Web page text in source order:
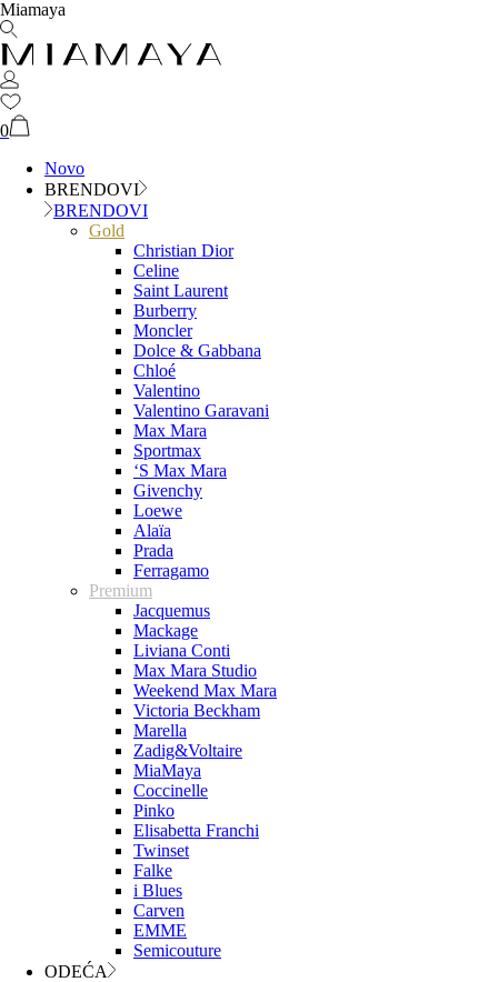
Miamaya
0
Novo
BRENDOVI
BRENDOVI
Gold
Christian Dior
Celine
Saint Laurent
Burberry
Moncler
Dolce & Gabbana
Chloé
Valentino
Valentino Garavani
Max Mara
Sportmax
‘S Max Mara
Givenchy
Loewe
Alaïa
Prada
Ferragamo
Premium
Jacquemus
Mackage
Liviana Conti
Max Mara Studio
Weekend Max Mara
Victoria Beckham
Marella
Zadig&Voltaire
MiaMaya
Coccinelle
Pinko
Elisabetta Franchi
Twinset
Falke
i Blues
Carven
EMME
Semicouture
ODEĆA